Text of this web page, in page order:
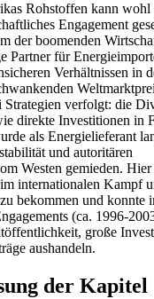
Rohstoffen kann wohl
Engagement
der boomenden
Partner für
Verhältnissen in
Strategien verfolgt: die
direkte Investitionen in
als Energielieferant
und autoritären
Westen gemieden.
internationalen Kampf
bekommen und konnte
(ca. 1996-
große
aushandeln.
der Kapitel